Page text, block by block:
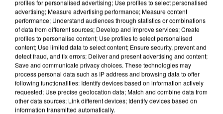
APRÈS TOUTES CES CANICULES, LES REFUGES
DE FAUNE SAUVAGE SONT...
profiles for personalised advertising; Use profiles to select personalised
advertising; Measure advertising performance; Measure content
performance; Understand audiences through statistics or combinations
of data from different sources; Develop and improve services; Create
profiles to personalise content; Use profiles to select personalised
content; Use limited data to select content; Ensure security, prevent and
detect fraud, and fix errors; Deliver and present advertising and content;
Save and communicate privacy choices. These technologies may
process personal data such as IP address and browsing data to offer
following functionalities: Identify devices based on information actively
requested; Use precise geolocation data; Match and combine data from
other data sources; Link different devices; Identify devices based on
information transmitted automatically.